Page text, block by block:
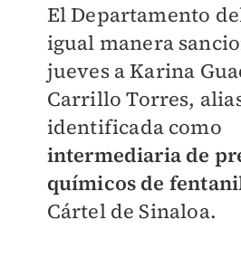
El Departamento
igual manera
jueves a Karina
Carrillo Torres,
identificada como
intermediaria de
químicos de
Cártel de Sinaloa.